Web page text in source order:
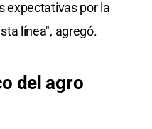
expectativas por la
línea", agregó.
del agro